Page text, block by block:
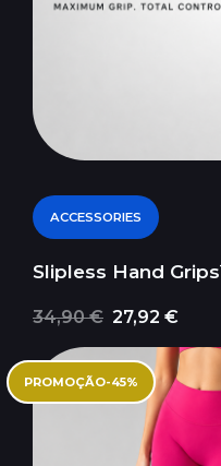
ACCESSORIES
Slipless Hand
34,90 € 27,92 €
PROMOÇÃO-45%